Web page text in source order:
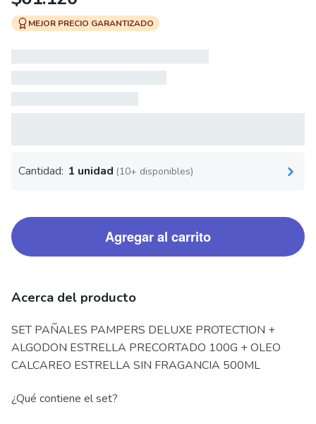
MEJOR PRECIO GARANTIZADO
Cantidad: 1 unidad (10+ disponibles)
Agregar al carrito
Acerca del producto
SET PAÑALES PAMPERS DELUXE PROTECTION +
ALGODON ESTRELLA PRECORTADO 100G + OLEO
CALCAREO ESTRELLA SIN FRAGANCIA 500ML
¿Qué contiene el set?